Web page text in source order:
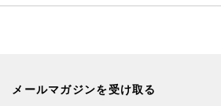
メールマガジンを受け取る